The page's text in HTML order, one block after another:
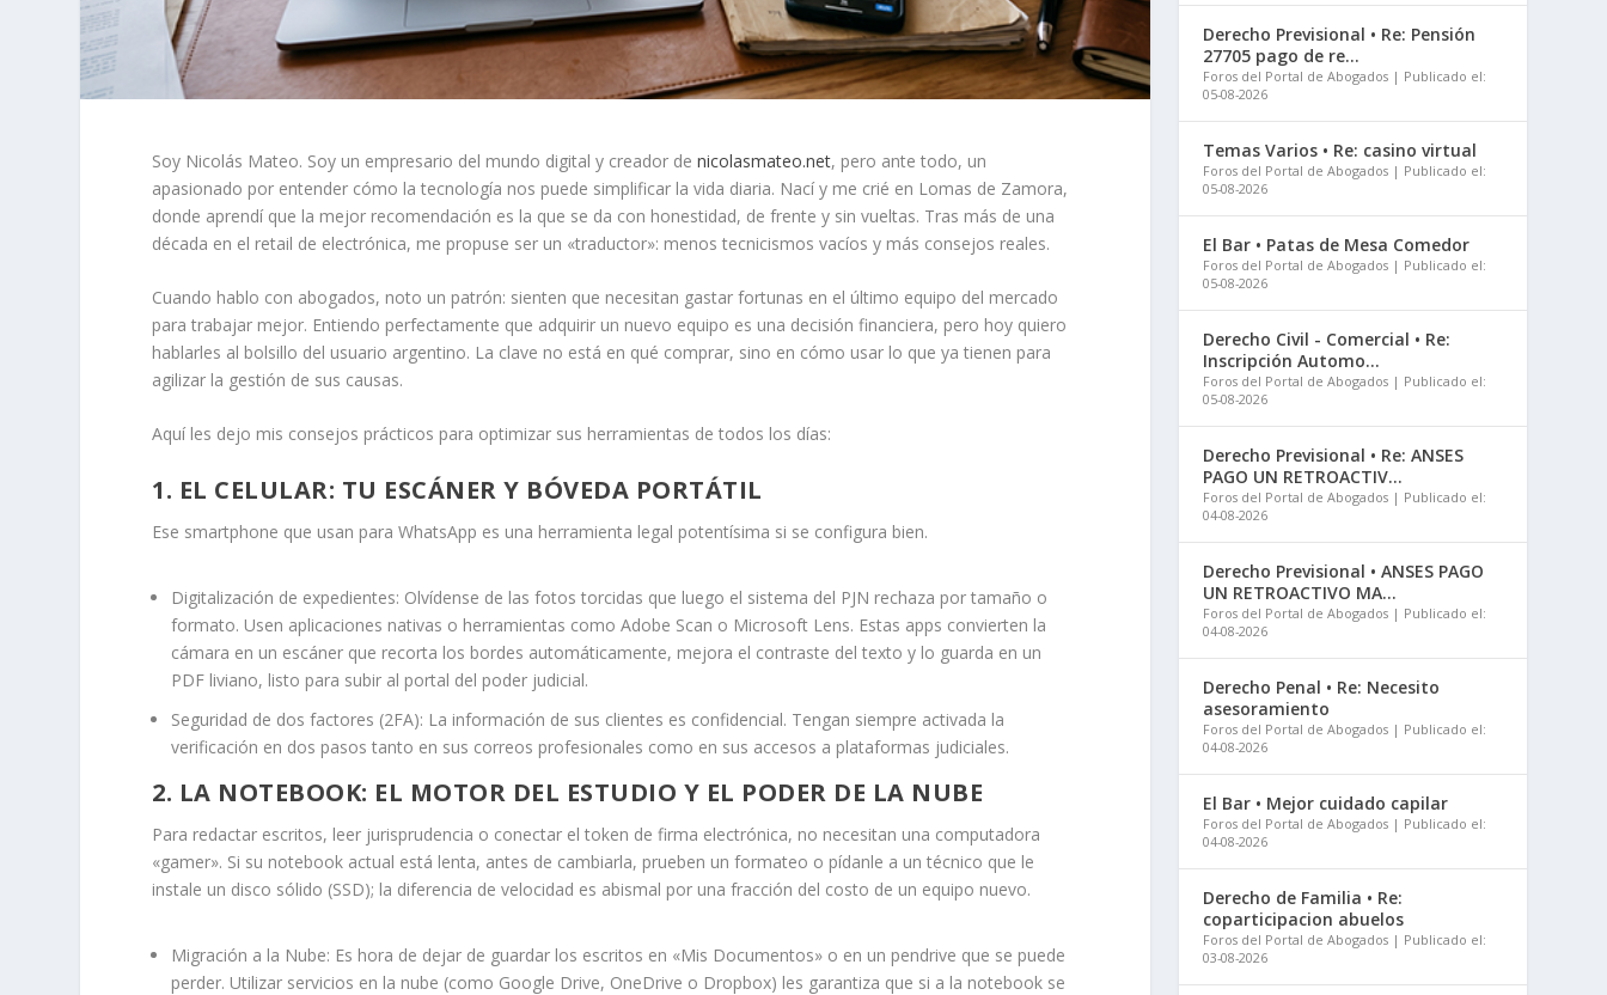
Soy Nicolás Mateo. Soy un empresario del mundo digital y creador denicolasmateo.net, pero ante todo, un
apasionado por entender cómo la tecnología nos puede simplificar la vida diaria. Nací y me crié en Lomas de Zamora,
donde aprendí que la mejor recomendación es la que se da con honestidad, de frente y sin vueltas. Tras más de una
década en el retail de electrónica, me propuse ser un «traductor»: menos tecnicismos vacíos y más consejos reales.
Cuando hablo con abogados, noto un patrón: sienten que necesitan gastar fortunas en el último equipo del mercado
para trabajar mejor. Entiendo perfectamente que adquirir un nuevo equipo es una decisión financiera, pero hoy quiero
hablarles al bolsillo del usuario argentino. La clave no está en qué comprar, sino en cómo usar lo que ya tienen para
agilizar la gestión de sus causas.
Aquí les dejo mis consejos prácticos para optimizar sus herramientas de todos los días:
1. EL CELULAR: TU ESCÁNER Y BÓVEDA PORTÁTIL
Ese smartphone que usan para WhatsApp es una herramienta legal potentísima si se configura bien.
Digitalización de expedientes: Olvídense de las fotos torcidas que luego el sistema del PJN rechaza por tamaño o
formato. Usen aplicaciones nativas o herramientas comoAdobe Scan o Microsoft Lens. Estas apps convierten la
cámara en un escáner que recorta los bordes automáticamente, mejora el contraste del texto y lo guarda en un
PDF liviano, listo para subir al portal del poder judicial.
Seguridad de dos factores (2FA): La información de sus clientes es confidencial. Tengan siempre activada la
verificación en dos pasos tanto en sus correos profesionales como en sus accesos a plataformas judiciales.
2. LA NOTEBOOK: EL MOTOR DEL ESTUDIO Y EL PODER DE LA NUBE
Para redactar escritos, leer jurisprudencia o conectar el token de firma electrónica, no necesitan una computadora
«gamer». Si su notebook actual está lenta, antes de cambiarla, prueben un formateo o pídanle a un técnico que le
instale un disco sólido (SSD); la diferencia de velocidad es abismal por una fracción del costo de un equipo nuevo.
Migración a la Nube: Es hora de dejar de guardar los escritos en «Mis Documentos» o en un pendrive que se puede
perder. Utilizar servicios en la nube (como Google Drive, OneDrive o Dropbox) les garantiza que si a la notebook se
Derecho Previsional • Re: Pensión
27705 pago de re...
Foros del Portal de Abogados
Publicado el:
05-08-2026
Temas Varios • Re: casino virtual
Foros del Portal de Abogados
Publicado el:
05-08-2026
El Bar • Patas de Mesa Comedor
Foros del Portal de Abogados
Publicado el:
05-08-2026
Derecho Civil - Comercial • Re:
Inscripción Automo...
Foros del Portal de Abogados
Publicado el:
05-08-2026
Derecho Previsional • Re: ANSES
PAGO UN RETROACTIV...
Foros del Portal de Abogados
Publicado el:
04-08-2026
Derecho Previsional • ANSES PAGO
UN RETROACTIVO MA...
Foros del Portal de Abogados
Publicado el:
04-08-2026
Derecho Penal • Re: Necesito
asesoramiento
Foros del Portal de Abogados
Publicado el:
04-08-2026
El Bar • Mejor cuidado capilar
Foros del Portal de Abogados
Publicado el:
04-08-2026
Derecho de Familia • Re:
coparticipacion abuelos
Foros del Portal de Abogados
Publicado el:
03-08-2026